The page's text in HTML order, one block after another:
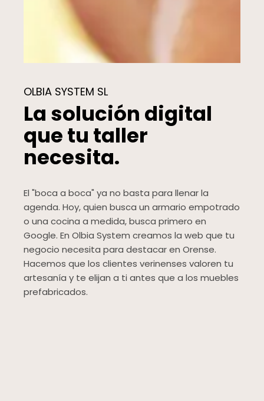
OLBIA SYSTEM SL
La solución digital
que tu taller
necesita.
El "boca a boca" ya no basta para llenar la
agenda. Hoy, quien busca un armario empotrado
o una cocina a medida, busca primero en
Google. En Olbia System creamos la web que tu
negocio necesita para destacar en Orense.
Hacemos que los clientes verinenses valoren tu
artesanía y te elijan a ti antes que a los muebles
prefabricados.